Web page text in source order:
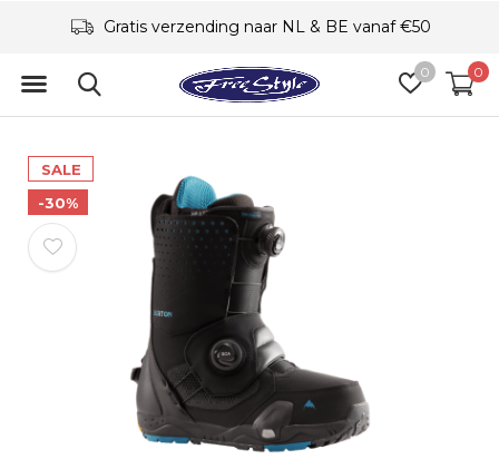
0 0
Gratis verzending naar NL & BE vanaf €50
SALE
-30%